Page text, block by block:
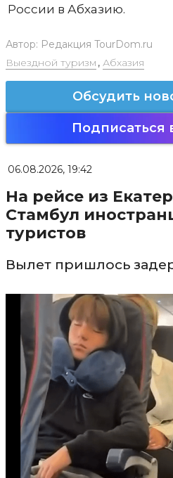
России в Абхазию.
Автор: Редакция TourDom.ru
Выездной туризм , Абхазия
Обсудить
Подписаться
06.08.2026, 19:42
На рейсе из
Стамбул
туристов
Вылет пришлось